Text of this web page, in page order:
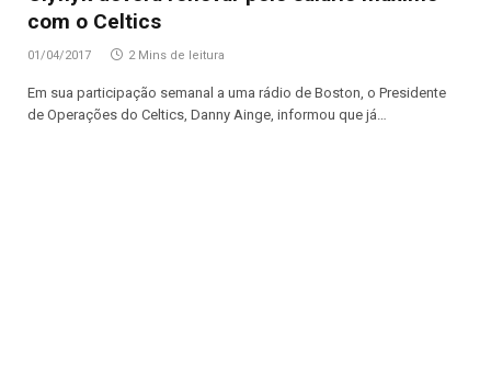
com o Celtics
01/04/2017 2 Mins de leitura
Em sua participação semanal a uma rádio de Boston, o Presidente
de Operações do Celtics, Danny Ainge, informou que já…